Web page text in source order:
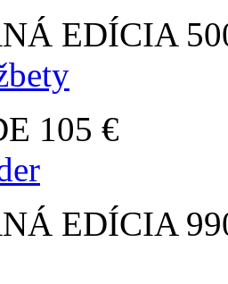
EDÍCIA
105 €
EDÍCIA